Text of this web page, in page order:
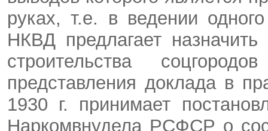
руках, т.е. в ведении
НКВД предлагает
строительства
представления доклада в
1930 г. принимает
Наркомвнудела РСФСР о